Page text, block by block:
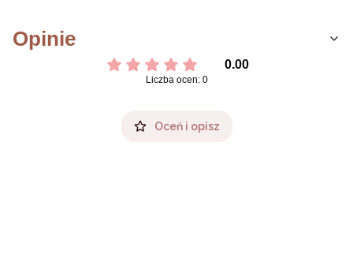
Opinie
0.00
Liczba ocen: 0
Oceń i opisz